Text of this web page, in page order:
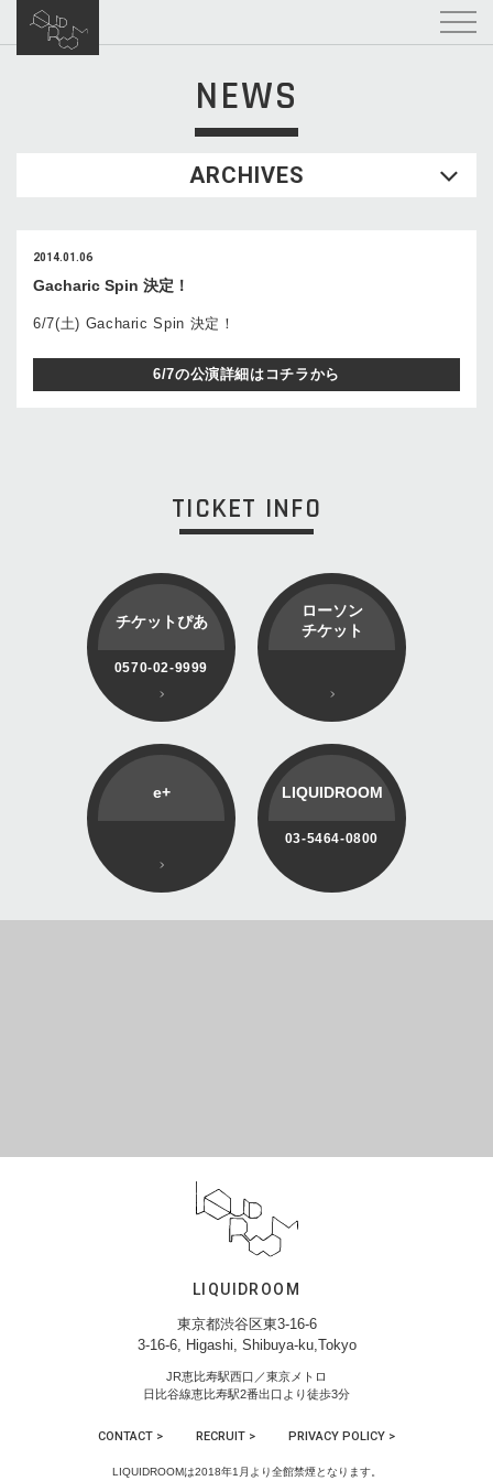
NEWS
ARCHIVES
2014.01.06
Gacharic Spin 決定！
6/7(土) Gacharic Spin 決定！
6/7の公演詳細はコチラから
TICKET INFO
チケットぴあ
0570-02-9999
ローソン
チケット
e+ LIQUIDROOM
03-5464-0800
LIQUIDROOM
東京都渋谷区東3-16-6
3-16-6, Higashi, Shibuya-ku,Tokyo
JR恵比寿駅西口／東京メトロ
日比谷線恵比寿駅2番出口より徒歩3分
CONTACT > RECRUIT > PRIVACY POLICY >
LIQUIDROOMは2018年1月より全館禁煙となります。